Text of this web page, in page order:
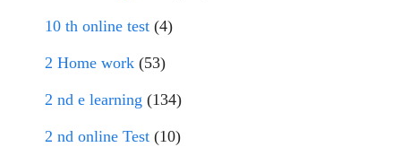
10 th online test (4)
2 Home work (53)
2 nd e learning (134)
2 nd online Test (10)